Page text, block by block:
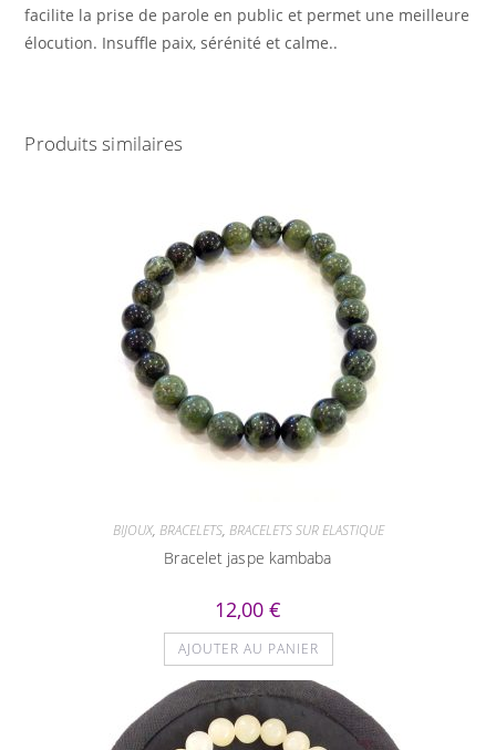
facilite la prise de parole en public et permet une meilleure
élocution. Insuffle paix, sérénité et calme..
Produits similaires
BIJOUX, BRACELETS, BRACELETS SUR ELASTIQUE
Bracelet jaspe kambaba
12,00 €
AJOUTER AU PANIER